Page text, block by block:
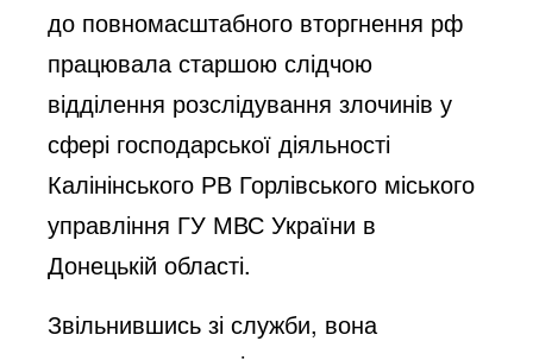
до повномасштабного вторгнення рф
працювала старшою слідчою
відділення розслідування злочинів у
сфері господарської діяльності
Калінінського РВ Горлівського міського
управління ГУ МВС України в
Донецькій області.
Звільнившись зі служби, вона